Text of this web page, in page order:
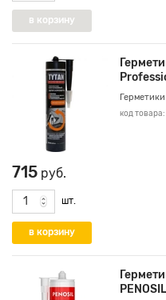
Герметики
код товара:
715 руб.
шт.